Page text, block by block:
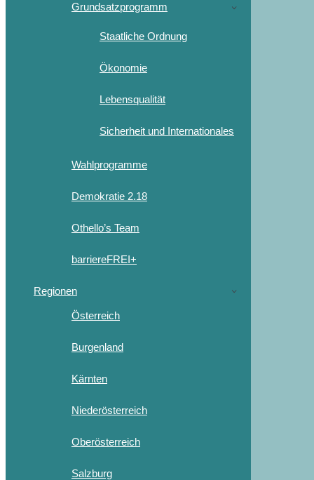
Grundsatzprogramm
Staatliche Ordnung
Ökonomie
Lebensqualität
Sicherheit und Internationales
Wahlprogramme
Demokratie 2.18
Othello’s Team
barriereFREI+
Regionen
Österreich
Burgenland
Kärnten
Niederösterreich
Oberösterreich
Salzburg